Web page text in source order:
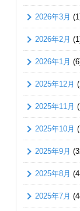
2026年3月
2026年2月
2026年1月
2025年12月
2025年11月
2025年10月
2025年9月
2025年8月
2025年7月